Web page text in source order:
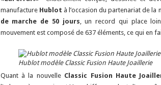
manufacture Hublot à l’occasion du partenariat de
de marche de 50 jours, un record qui place loin
mouvement est composé de 637 éléments, ce qui en
Hublot modèle Classic Fusion Haute Joaillerie
Quant à la nouvelle Classic Fusion Haute